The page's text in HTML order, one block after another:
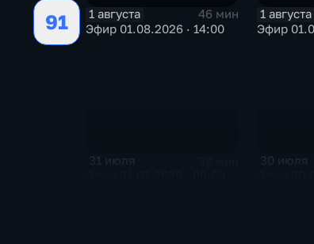
91
1 августа
46 мин
Эфир 01.08.2026 · 14:00
1 августа
Эфир
31 июля 30 июля